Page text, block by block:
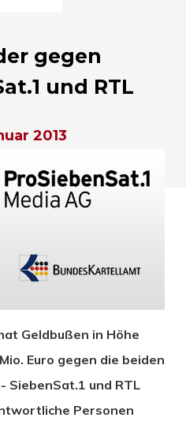
gegen
und RTL
2013
Geldbußen in Höhe
Euro gegen die beiden
SiebenSat.1 und RTL
Personen